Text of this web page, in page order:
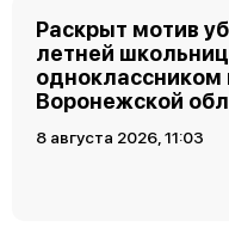
Раскрыт мотив
летней
одноклассником
Воронежской
8 августа 2026, 11:03